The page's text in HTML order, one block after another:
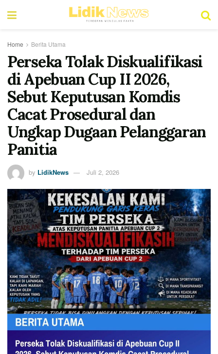
Home Berita Utama
Perseka Tolak Diskualifikasi
di Apebuan Cup II 2026,
Sebut Keputusan Komdis
Cacat Prosedural dan
Ungkap Dugaan Pelanggaran
Panitia
by LidikNews Juli 2, 2026